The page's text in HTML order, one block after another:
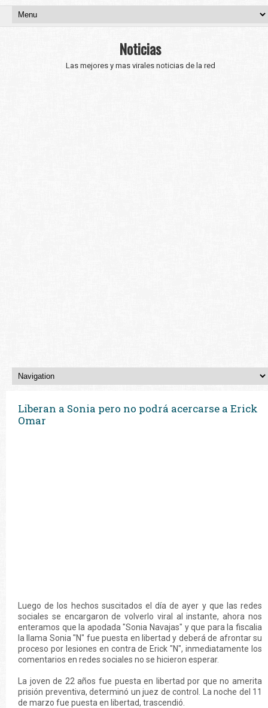
Noticias
Las mejores y mas virales noticias de la red
Liberan a Sonia pero no podrá acercarse a Erick
Omar
Luego de los hechos suscitados el día de ayer y que las redes
sociales se encargaron de volverlo viral al instante, ahora nos
enteramos que la apodada "Sonia Navajas" y que para la fiscalia
la llama Sonia "N" fue puesta en libertad y deberá de afrontar su
proceso por lesiones en contra de Erick "N", inmediatamente los
comentarios en redes sociales no se hicieron esperar.
La joven de 22 años fue puesta en libertad por que no amerita
prisión preventiva, determinó un juez de control. La noche del 11
de marzo fue puesta en libertad, trascendió.